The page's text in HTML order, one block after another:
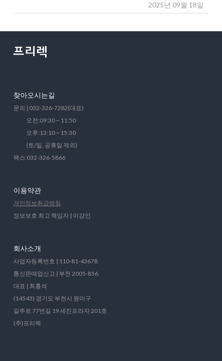
2025년 09월 18일
찾아오시는길
문의 | 032-326-7282(대표)
오전:09:30 ~ 11:50
오후:13:10 ~ 15:30
(토/일, 공휴일 제외)
팩스:032-326-5866
이용약관
개인정보취급방침
정보보호 최고 책임자 | 이강인
회사소개
사업자등록번호 | 110-81-43678
통신판매업신고 | 부천 2005-856
대표 | 최홍석
(14543) 경기도 부천시 원미구
길주로 77번길 19 세진프라자 201호
(주)프리렉